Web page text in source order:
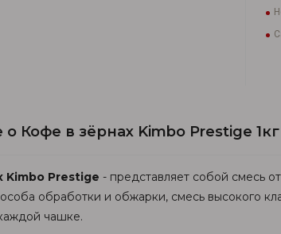
Кофе в зёрнах Kimbo Prestige 1кг
Kimbo Prestige - представляет собой смесь
обработки и обжарки, смесь высокого
чашке.